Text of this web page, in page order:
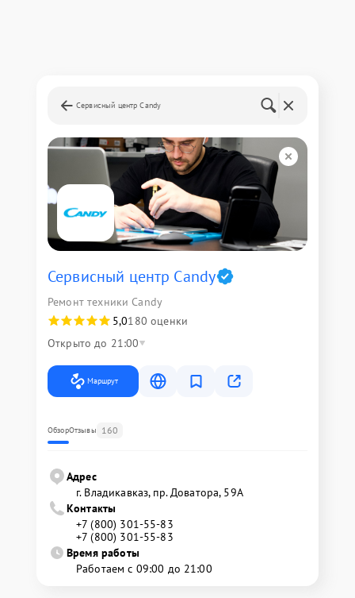
Сервисный центр Candy
Сервисный центр Candy
Ремонт техники Candy
5,0180 оценки
Открыто до 21:00
Маршрут
ОбзорОтзывы 160
Адрес
г. Владикавказ, пр. Доватора, 59А
Контакты
+7 (800) 301-55-83
+7 (800) 301-55-83
Время работы
Работаем с 09:00 до 21:00